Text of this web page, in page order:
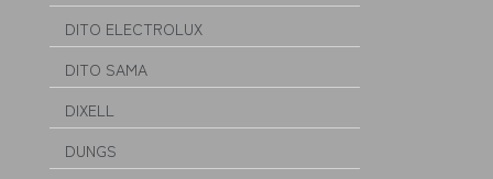
DITO ELECTROLUX
DITO SAMA
DIXELL
DUNGS